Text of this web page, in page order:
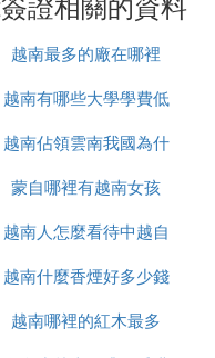
照相關指示進行隔離
病毒傳播而設置的，
護措施。
來的人員需要接受為
的疫情情況和政策變
了解當地具體的防
安排，以確保順利入
越南最多的廠在哪裡
越南有哪些大學學費低
越南佔領雲南我國為什
麼未先進攻
蒙自哪裡有越南女孩
越南人怎麼看待中越自
衛戰
越南什麼香煙好多少錢
越南哪裡的紅木最多